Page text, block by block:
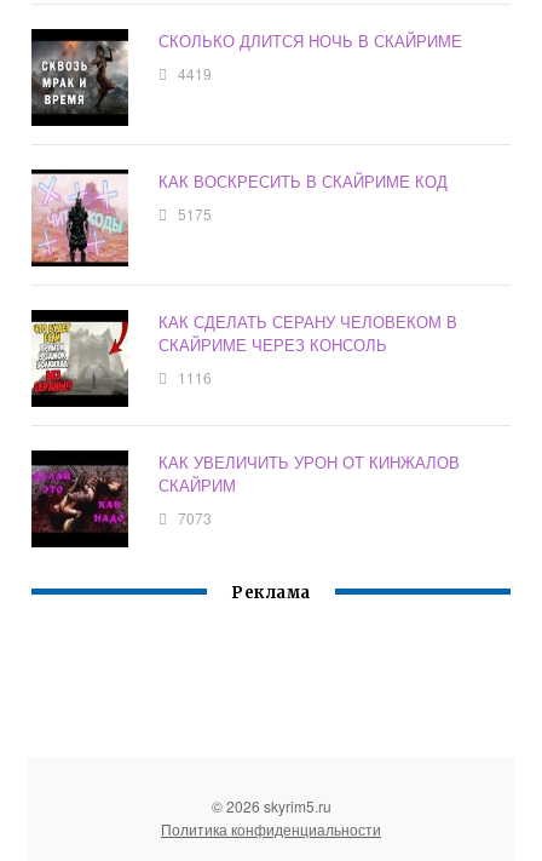
СКОЛЬКО ДЛИТСЯ НОЧЬ В СКАЙРИМЕ
4419
КАК ВОСКРЕСИТЬ В СКАЙРИМЕ КОД
5175
КАК СДЕЛАТЬ СЕРАНУ ЧЕЛОВЕКОМ В
СКАЙРИМЕ ЧЕРЕЗ КОНСОЛЬ
1116
КАК УВЕЛИЧИТЬ УРОН ОТ КИНЖАЛОВ
СКАЙРИМ
7073
Реклама
© 2026 skyrim5.ru
Политика конфиденциальности